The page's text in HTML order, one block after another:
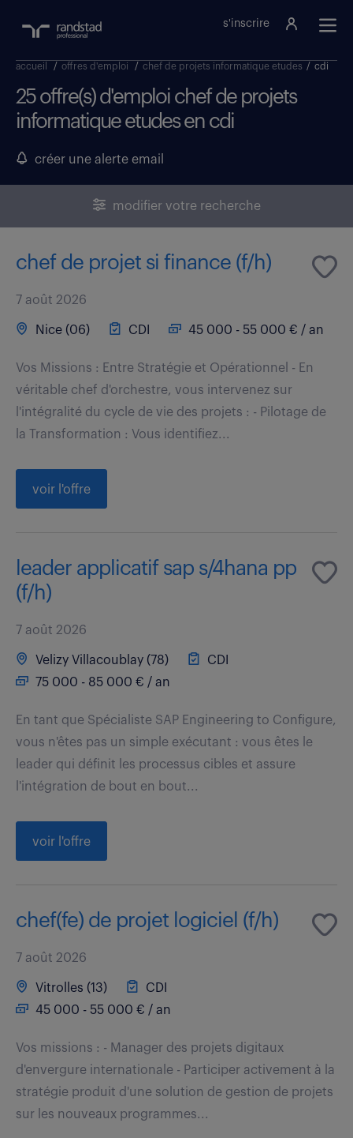
s'inscrire
accueil / offres d'emploi / chef de projets informatique etudes / cdi
25 offre(s) d'emploi chef de projets
informatique etudes en cdi
créer une alerte email
modifier votre recherche
chef de projet si finance (f/h)
7 août 2026
Nice (06) CDI 45 000 - 55 000 € / an
Vos Missions : Entre Stratégie et Opérationnel - En
véritable chef d'orchestre, vous intervenez sur
l'intégralité du cycle de vie des projets : - Pilotage de
la Transformation : Vous identifiez...
voir l'offre
leader applicatif sap s/4hana pp
(f/h)
7 août 2026
Velizy Villacoublay (78)
CDI
75 000 - 85 000 € / an
En tant que Spécialiste SAP Engineering to Configure,
vous n'êtes pas un simple exécutant : vous êtes le
leader qui définit les processus cibles et assure
l'intégration de bout en bout...
voir l'offre
chef(fe) de projet logiciel (f/h)
7 août 2026
Vitrolles (13)
CDI
45 000 - 55 000 € / an
Vos missions : - Manager des projets digitaux
d'envergure internationale - Participer activement à la
stratégie produit d'une solution de gestion de projets
sur les nouveaux programmes...